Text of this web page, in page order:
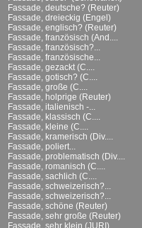
Fassade, deutsche? (Reuter)
Fassade, dreieckig (Engel)
Fassade, englisch? (Reuter)
Fassade, französisch (And....
Fassade, französisch?...
Fassade, französische...
Fassade, gezackt (C....
Fassade, gotisch? (C....
Fassade, große (C....
Fassade, holprige (Reuter)
Fassade, italienisch -...
Fassade, klassisch (C....
Fassade, kleine (C....
Fassade, kramerisch (Div....
Fassade, poliert...
Fassade, problematisch (Div....
Fassade, romanisch (C....
Fassade, sachlich (C....
Fassade, schweizerisch?...
Fassade, schweizerisch?...
Fassade, schöne (Reuter)
Fassade, sehr große (Reuter)
Fassade, sehr klein (JURI)